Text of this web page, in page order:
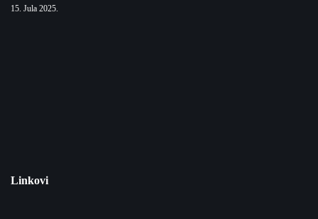
15. Jula 2025.
Linkovi